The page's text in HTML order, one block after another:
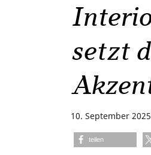
setzt
10. September 2025
teilen